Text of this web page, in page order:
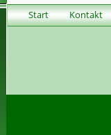
Start Kontakt